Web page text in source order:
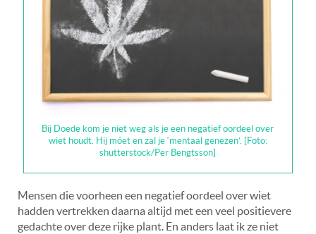
Bij Doede kom je niet weg als je een negatief oordeel over
wiet houdt. Hij móet en zal je ‘mentaal genezen’. [Foto:
shutterstock/Per Bengtsson]
Mensen die voorheen een negatief oordeel over wiet
hadden vertrekken daarna altijd met een veel positievere
gedachte over deze rijke plant. En anders laat ik ze niet